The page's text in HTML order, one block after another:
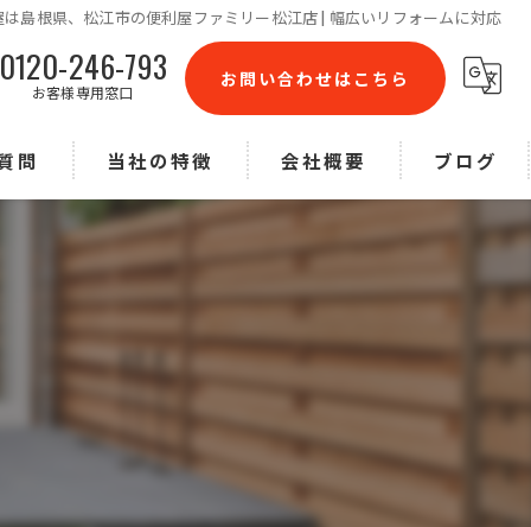
は島根県、松江市の便利屋ファミリー松江店 | 幅広いリフォームに対応
246-793
お客様専用窓口
お問い合わせはこちら
問 当社の特徴
ハウスクリーニング
会社概要 ブログ